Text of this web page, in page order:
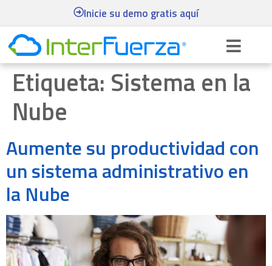
Inicie su demo gratis aquí
Etiqueta: Sistema en la
Nube
Aumente su productividad con
un sistema administrativo en
la Nube